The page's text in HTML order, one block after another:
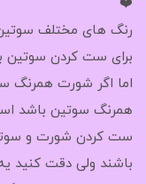
❤️
رنگ های مختلف
برای ست کردن
اما اگر شورت همرنگ
همرنگ سوتین باشد
ست کردن شورت و
باشند ولی دقت کنید